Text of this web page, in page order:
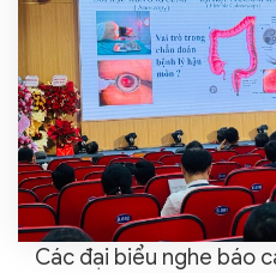
Các đại biểu nghe báo